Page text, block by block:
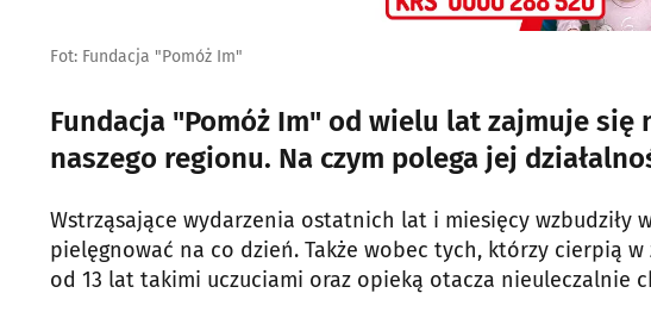
Fot: Fundacja "Pomóż Im"
Fundacja "Pomóż Im" od wielu lat zajmuje
naszego regionu. Na czym polega jej
Wstrząsające wydarzenia ostatnich lat i miesięcy wzbudziły
pielęgnować na co dzień. Także wobec tych, którzy cierpią
od 13 lat takimi uczuciami oraz opieką otacza nieuleczalnie